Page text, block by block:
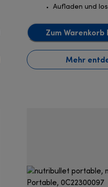
Aufladen und
Zum Warenkorb
Mehr